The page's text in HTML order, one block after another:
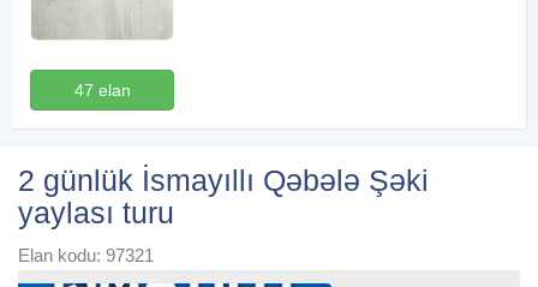
47 elan
2 günlük İsmayıllı Qəbələ Şəki
yaylası turu
Elan kodu: 97321